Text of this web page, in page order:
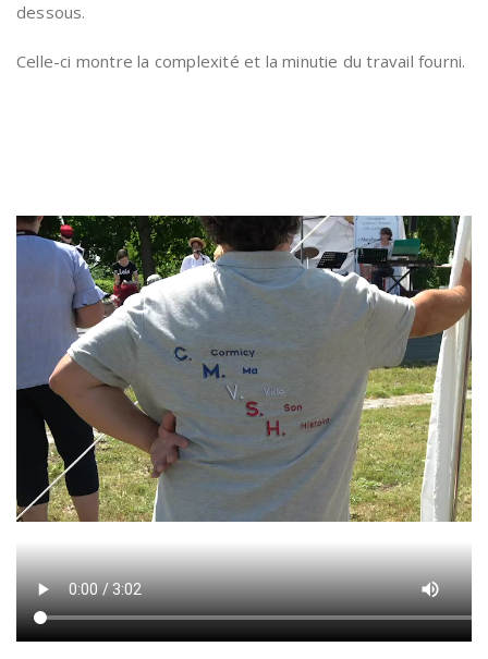
dessous.
Celle-ci montre la complexité et la minutie du travail fourni.